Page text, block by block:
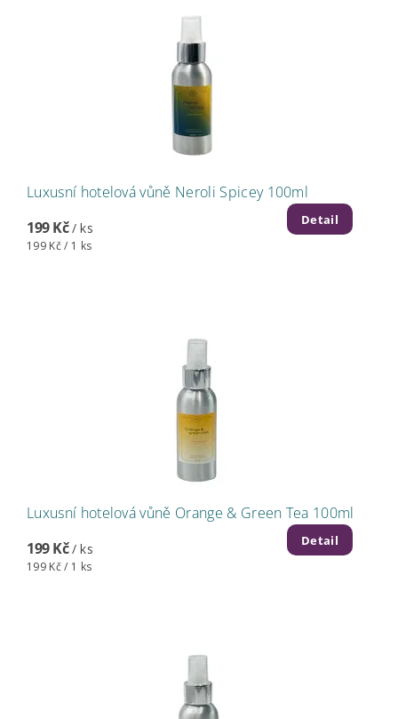
Luxusní hotelová vůně Neroli Spicey 100ml
199 Kč/ ks
199 Kč / 1 ks
Detail
Luxusní hotelová vůně Orange & Green Tea 100ml
199 Kč/ ks
199 Kč / 1 ks
Detail